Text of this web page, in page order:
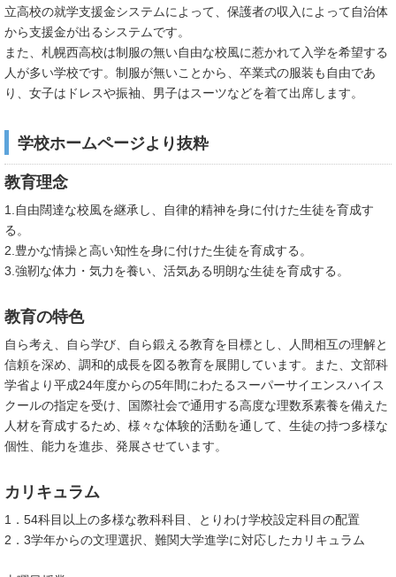
立高校の就学支援金システムによって、保護者の収入によって自治体
から支援金が出るシステムです。
また、札幌西高校は制服の無い自由な校風に惹かれて入学を希望する
人が多い学校です。制服が無いことから、卒業式の服装も自由であ
り、女子はドレスや振袖、男子はスーツなどを着て出席します。
学校ホームページより抜粋
教育理念
1.自由闊達な校風を継承し、自律的精神を身に付けた生徒を育成す
る。
2.豊かな情操と高い知性を身に付けた生徒を育成する。
3.強靭な体力・気力を養い、活気ある明朗な生徒を育成する。
教育の特色
自ら考え、自ら学び、自ら鍛える教育を目標とし、人間相互の理解と
信頼を深め、調和的成長を図る教育を展開しています。また、文部科
学省より平成24年度からの5年間にわたるスーパーサイエンスハイス
クールの指定を受け、国際社会で通用する高度な理数系素養を備えた
人材を育成するため、様々な体験的活動を通して、生徒の持つ多様な
個性、能力を進歩、発展させています。
カリキュラム
1．54科目以上の多様な教科科目、とりわけ学校設定科目の配置
2．3学年からの文理選択、難関大学進学に対応したカリキュラム